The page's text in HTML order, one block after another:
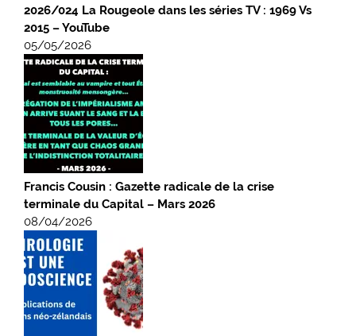
2026/024 La Rougeole dans les séries TV : 1969 Vs
2015 – YouTube
05/05/2026
Francis Cousin : Gazette radicale de la crise
terminale du Capital – Mars 2026
08/04/2026